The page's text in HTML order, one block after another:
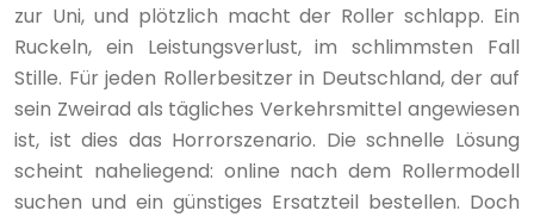
zur Uni, und plötzlich macht der Roller schlapp. Ein
Ruckeln, ein Leistungsverlust, im schlimmsten Fall
Stille. Für jeden Rollerbesitzer in Deutschland, der auf
sein Zweirad als tägliches Verkehrsmittel angewiesen
ist, ist dies das Horrorszenario. Die schnelle Lösung
scheint naheliegend: online nach dem Rollermodell
suchen und ein günstiges Ersatzteil bestellen. Doch